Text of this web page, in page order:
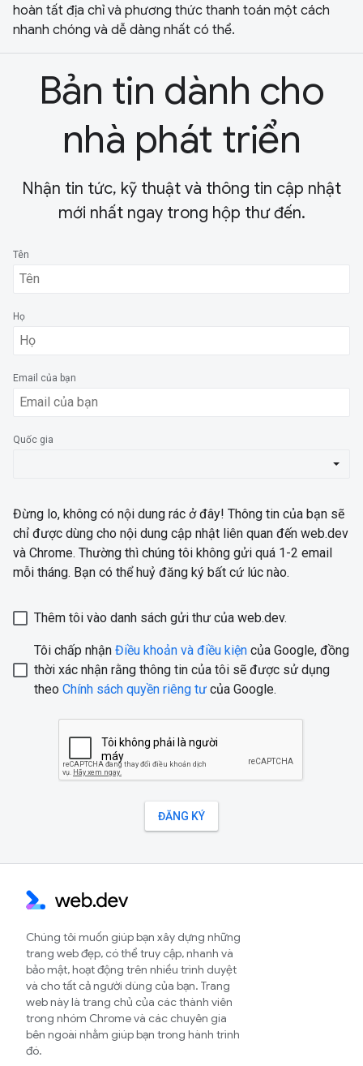
hoàn tất địa chỉ và phương thức thanh toán một cách
nhanh chóng và dễ dàng nhất có thể.
Bản tin dành cho
nhà phát triển
Nhận tin tức, kỹ thuật và thông tin cập nhật
mới nhất ngay trong hộp thư đến.
Chúng tôi muốn giúp bạn xây dựng những
trang web đẹp, có thể truy cập, nhanh và
bảo mật, hoạt động trên nhiều trình duyệt
và cho tất cả người dùng của bạn. Trang
web này là trang chủ của các thành viên
trong nhóm Chrome và các chuyên gia
bên ngoài nhằm giúp bạn trong hành trình
đó.